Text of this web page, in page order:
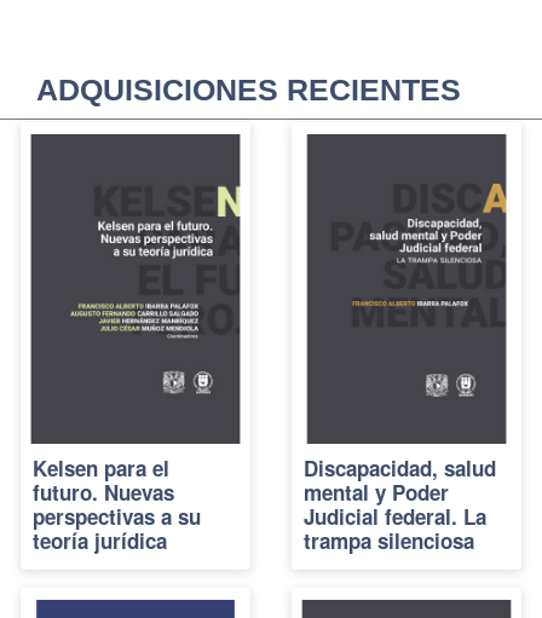
ADQUISICIONES RECIENTES
Kelsen para el
futuro. Nuevas
perspectivas a su
teoría jurídica
Discapacidad, salud
mental y Poder
Judicial federal. La
trampa silenciosa